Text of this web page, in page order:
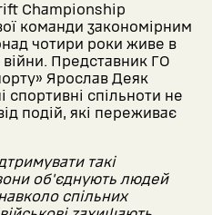
Championship
команди закономірним
чотири роки живе в
Представник ГО
Ярослав Деяк
спільноти не
подій, які переживає
такі
об'єднують людей
спільних